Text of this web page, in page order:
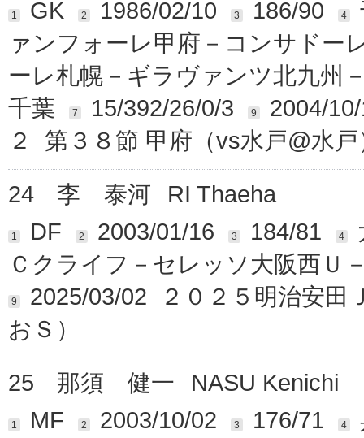
1 GK 2 1986/02/10 3 186/90 4
ァンフォーレ甲府－コンサドー
ーレ札幌－ギラヴァンツ北九州
千葉
7 15/392/26/0/3 9
2004/
２ 第３８節 甲府（vs水戸@水戸
24
李 泰河 RI Thaeha
1 DF 2 2003/01/16 3 184/81 4
Ｃクライフ－セレッソ大阪西Ｕ
9
2025/03/02 ２０２５明治安田
おＳ）
25
那須 健一 NASU Kenichi
1 MF 2 2003/10/02 3 176/71 4